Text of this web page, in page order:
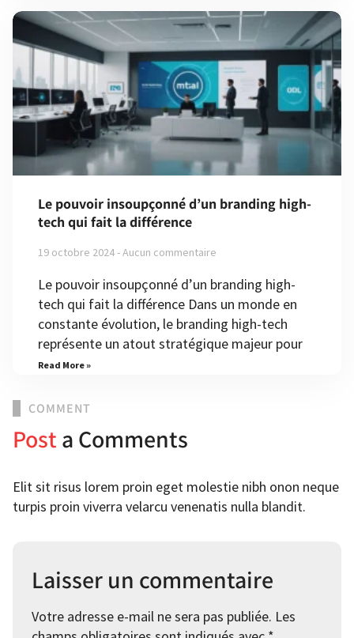
Le pouvoir insoupçonné d’un branding high-
tech qui fait la différence
19 octobre 2024 Aucun commentaire
Le pouvoir insoupçonné d’un branding high-
tech qui fait la différence Dans un monde en
constante évolution, le branding high-tech
représente un atout stratégique majeur pour
Read More »
COMMENT
Post a Comments
Elit sit risus lorem proin eget molestie nibh onon neque
turpis proin viverra velarcu venenatis nulla blandit.
Laisser un commentaire
Votre adresse e-mail ne sera pas publiée. Les